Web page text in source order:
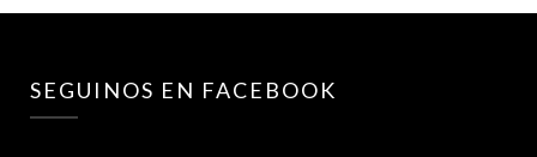
SEGUINOS EN FACEBOOK